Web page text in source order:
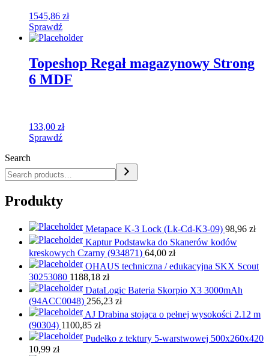
1545,86 zł
Sprawdź
Topeshop Regał magazynowy Strong
6 MDF
133,00 zł
Sprawdź
Search
Produkty
Metapace K-3 Lock (Lk-Cd-K3-09) 98,96 zł
Kaptur Podstawka do Skanerów kodów
kreskowych Czarny (934871) 64,00 zł
OHAUS techniczna / edukacyjna SKX Scout
30253080 1188,18 zł
DataLogic Bateria Skorpio X3 3000mAh
(94ACC0048) 256,23 zł
AJ Drabina stojąca o pełnej wysokości 2.12 m
(90304) 1100,85 zł
Pudełko z tektury 5-warstwowej 500x260x420
10,99 zł